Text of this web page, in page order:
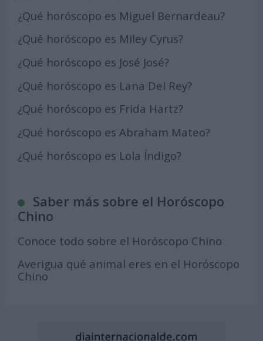
¿Qué horóscopo es Miguel Bernardeau?
¿Qué horóscopo es Miley Cyrus?
¿Qué horóscopo es José José?
¿Qué horóscopo es Lana Del Rey?
¿Qué horóscopo es Frida Hartz?
¿Qué horóscopo es Abraham Mateo?
¿Qué horóscopo es Lola Índigo?
Saber más sobre el Horóscopo
Chino
Conoce todo sobre el Horóscopo Chino
Averigua qué animal eres en el Horóscopo
Chino